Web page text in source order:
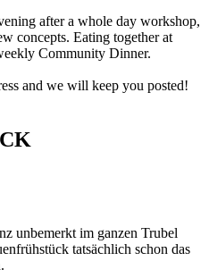
after a whole day workshop,
concepts. Eating together at
Community Dinner.
and we will keep you posted!
unbemerkt im ganzen Trubel
tatsächlich schon das